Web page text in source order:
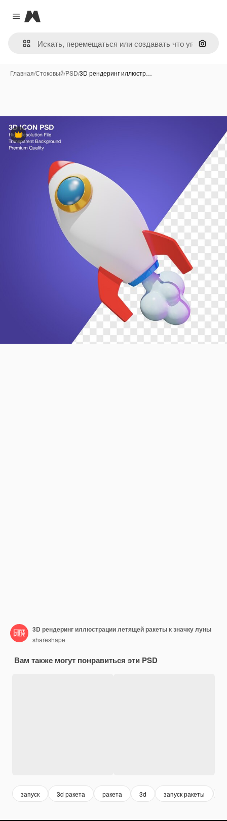
Close menu
Magnific
Поиск
Главная/Стоковый/PSD/3D рендеринг иллюстр…
Премиум
3D рендеринг иллюстрации летящей ракеты к значку луны
shareshape
Вам также могут понравиться эти PSD
запуск 3d ракета ракета 3d запуск ракеты